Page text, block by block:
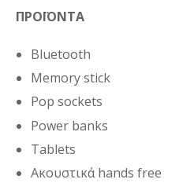
ΠΡΟΪΟΝΤΑ
Bluetooth
Memory stick
Pop sockets
Power banks
Tablets
Ακουστικά hands free